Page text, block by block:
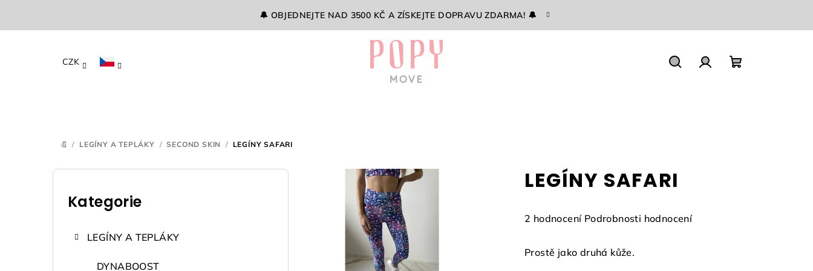
🔔 OBJEDNEJTE NAD 3500 KČ A ZÍSKEJTE DOPRAVU ZDARMA! 🔔
CZK
DOMŮ
/ LEGÍNY A TEPLÁKY / SECOND SKIN / LEGÍNY SAFARI
P
Přeskočit
kategorie
Kategorie
LEGÍNY A TEPLÁKY
DYNABOOST
LEGÍNY SAFARI
Průměrné
produktu
2 hodnocení Podrobnosti hodnocení
Prostě jako druhá kůže.